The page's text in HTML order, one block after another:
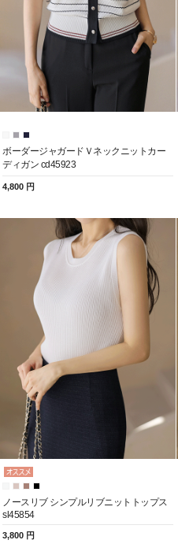
ボーダージャガードＶネックニットカー
ディガン cd45923
4,800 円
ノースリブ シンプルリブニットトップス
sl45854
3,800 円